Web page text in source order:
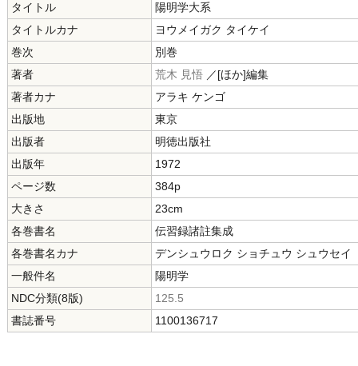
タイトル
陽明学大系
タイトルカナ
ヨウメイガク タイケイ
巻次
別巻
著者
荒木 見悟 ／[ほか]編集
著者カナ
アラキ ケンゴ
出版地
東京
出版者
明徳出版社
出版年
1972
ページ数
384p
大きさ
23cm
各巻書名
伝習録諸註集成
各巻書名カナ
デンシュウロク ショチュウ シュウセイ
一般件名
陽明学
NDC分類(8版)
125.5
書誌番号
1100136717